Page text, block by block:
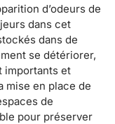
d’odeurs de
dans cet
dans de
se détériorer,
importants et
mise en place de
de
pour préserver